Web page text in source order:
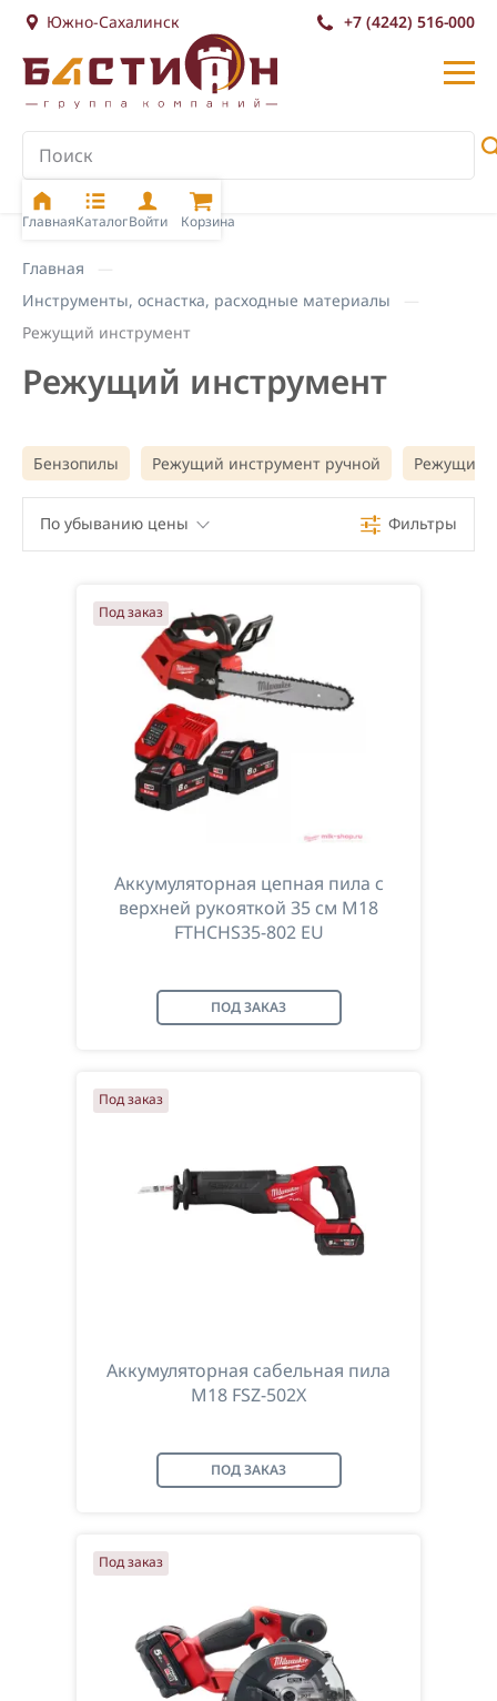
Южно-Сахалинск +7 (4242) 516-000
ГлавнаяКаталогВойти Корзина
Главная
Инструменты, оснастка, расходные материалы
Режущий инструмент
Режущий инструмент
Бензопилы Режущий инструмент ручной Режущий
По убыванию цены
По возрастанию цены
По наименованию
Фильтры
Аккумуляторная цепная пила с
верхней рукояткой 35 см M18
FTHCHS35-802 EU
ПОД ЗАКАЗ
Под заказ
Аккумуляторная сабельная пила
M18 FSZ-502X
ПОД ЗАКАЗ
Под заказ
Под заказ